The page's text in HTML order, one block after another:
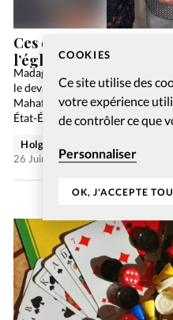
COOKIES
Ce site utilise des
votre expérience
de contrôler ce que
Personnaliser
OK, J'ACCEPTE
Ces évangéliques qui
l’église et la synagogue
Madagascar est en pleine
le devant de la scène. Le
Mahafaritsy Razakanirina n’a
État-Églises dans le
Holger Wetjen
26 Juin 2026